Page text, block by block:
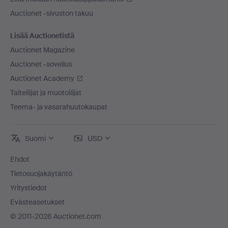
Auctionet -sivuston takuu
Lisää Auctionetistä
Auctionet Magazine
Auctionet -sovellus
Auctionet Academy
Taiteilijat ja muotoilijat
Teema- ja vasarahuutokaupat
Suomi USD
Ehdot
Tietosuojakäytäntö
Yritystiedot
Evästeasetukset
© 2011-2026 Auctionet.com